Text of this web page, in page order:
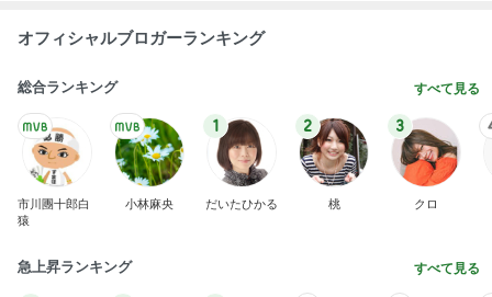
オフィシャルブロガーランキング
総合ランキング すべて見る
市川團十郎白
猿
小林麻央
1
だいたひかる
2
桃
3
クロ
急上昇ランキング すべて見る